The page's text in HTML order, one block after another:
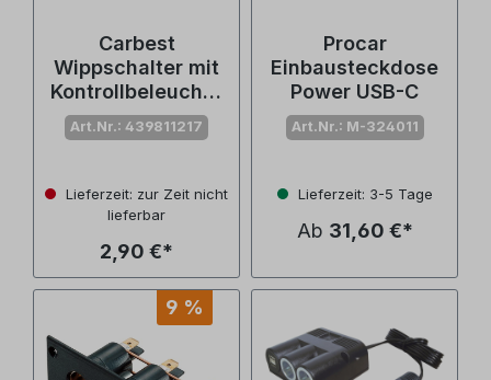
Carbest
Wippschalter mit
Kontrollbeleuchtu
ng
Art.Nr.: 439811217
Lieferzeit: zur Zeit nicht
lieferbar
2,90 €*
Procar
Einbausteckdose
Power USB-C
Art.Nr.: M-324011
Lieferzeit: 3-5 Tage
Ab 31,60 €*
9 %